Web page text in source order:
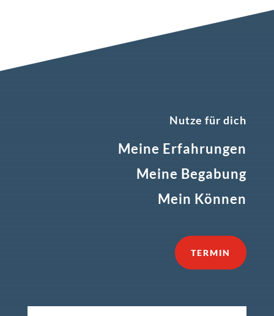
Nutze für dich
Meine Erfahrungen
Meine Begabung
Mein Können
TERMIN